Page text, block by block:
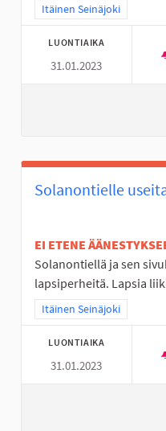
Rajaa tulokset teeman
Itäinen Seinäjoki
LUONTIAIKA
31.01.2023
Solanontielle
EI ETENE
Solanontiellä ja sen
lapsiperheitä. Lapsia
Rajaa tulokset teeman
Itäinen Seinäjoki
LUONTIAIKA
31.01.2023